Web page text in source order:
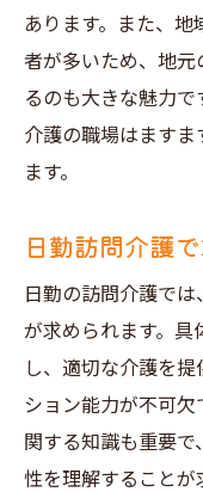
日勤訪問
神戸市中
訪問介護
神戸市中
日勤で訪問介
働く理由
日勤訪問
神戸市中
柔軟な働
あります。また、
者が多いため、地元
るのも大きな魅力
介護の職場はます
ます。
日勤訪問介護
日勤の訪問介護で
が求められます。具
し、適切な介護を
ション能力が不可欠
関する知識も重要
性を理解することが